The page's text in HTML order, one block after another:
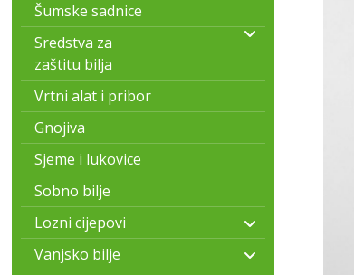
Šumske sadnice
Sredstva za
zaštitu bilja
Vrtni alat i pribor
Gnojiva
Sjeme i lukovice
Sobno bilje
Lozni cijepovi
Vanjsko bilje